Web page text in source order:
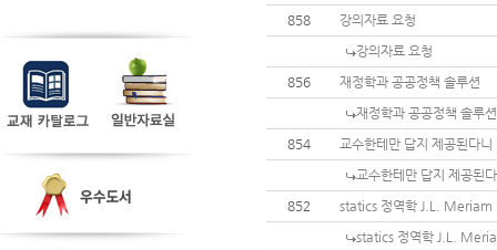
858
강의자료 요청
강의자료 요청
856
재정학과 공공정책 솔루션
재정학과 공공정책 솔루션
854
교수한테만 답지 제공된다니
교수한테만 답지 제공된
852
statics 정역학 J.L. Meriam
statics 정역학 J.L.